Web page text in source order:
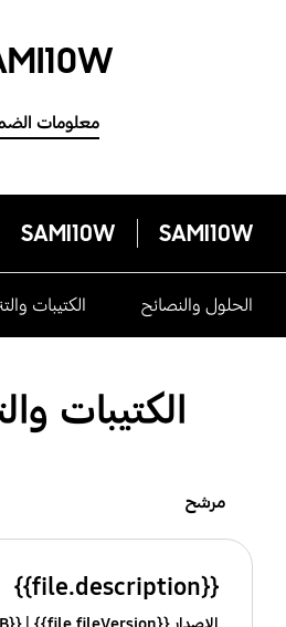
معلومات
SAMI10W
SAMI10W
الحلول والنصائح الكتيبات
الكتيبات
مرشح
{{file.description}}